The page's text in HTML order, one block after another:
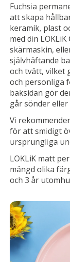
Fuchsia
att skapa
keramik, plast
med din
skärmaskin,
självhäftande
och tvätt, vilket
och personliga
baksidan gör
går sönder
Vi
för att smidigt
ursprungliga
LOKLiK matt
mängd olika
och 3 år